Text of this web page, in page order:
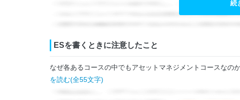
続
ESを書くときに注意したこと
なぜ各あるコースの中でもアセットマネジメントコースなの
を読む(全55文字)